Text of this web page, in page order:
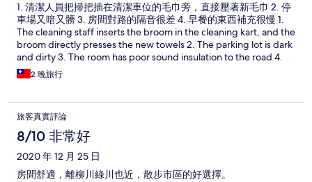
1. 清潔人員把掃把插在清潔車位的毛巾旁，直接壓著新毛巾 2. 停
車場又暗又髒 3. 房間對路的隔音很差 4. 早餐的東西補充很慢 1.
The cleaning staff inserts the broom in the cleaning kart, and the
broom directly presses the new towels 2. The parking lot is dark
and dirty 3. The room has poor sound insulation to the road 4.
Refilling of the breakfast food is very slow
2 晚旅行
旅客真實評論
8/10 非常好
2020 年 12 月 25 日
房間舒適，離柳川綠川也近，散步市區的好選擇。